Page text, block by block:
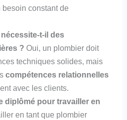
besoin constant de
t-il des
? Oui, un plombier doit
techniques solides, mais
compétences relationnelles
avec les clients.
diplômé pour travailler en
en tant que plombier